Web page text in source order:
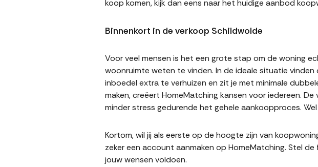
koop komen, kijk dan eens naar het huidige aanbod
Binnenkort in de verkoop Schildwolde
Voor veel mensen is het een grote stap om de woning
woonruimte weten te vinden. In de ideale situatie
inboedel extra te verhuizen en zit je met minimale
maken, creëert HomeMatching kansen voor iedereen.
minder stress gedurende het gehele aankoopproces.
Kortom, wil jij als eerste op de hoogte zijn van
zeker een account aanmaken op HomeMatching. Stel
jouw wensen voldoen.